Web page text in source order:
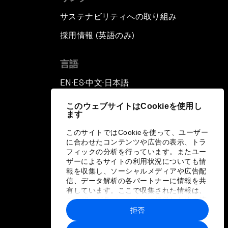
このウェブサイトはCookieを使用し
ます
このサイトではCookieを使って、ユーザー
に合わせたコンテンツや広告の表示、トラ
フィックの分析を行っています。またユー
ザーによるサイトの利用状況についても情
報を収集し、ソーシャルメディアや広告配
信、データ解析の各パートナーに情報を共
有しています。ここで収集された情報は、
ユーザーが各パートナーに提供した他の情
報や各パートナーのサービスを使用した際
に収集された情報と組み合わされ、各パー
拒否
サステナビリティへの取り組み
採用情報 (英語のみ)
言語
EN ▪ ES▪中文▪ 日本語